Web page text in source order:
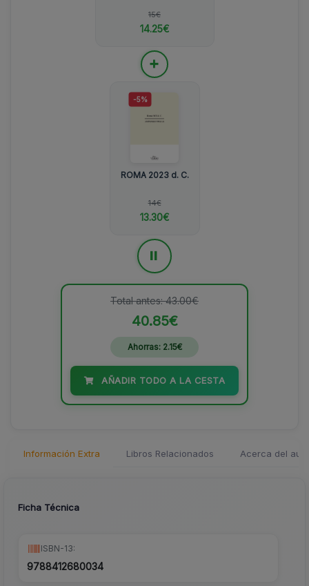
15€
14.25€
+
-5%
ROMA 2023 d. C.
14€
13.30€
Total antes: 43.00€
40.85€
Ahorras: 2.15€
AÑADIR TODO A LA CESTA
Información Extra Libros Relacionados Acerca del
Ficha Técnica
ISBN-13:
9788412680034